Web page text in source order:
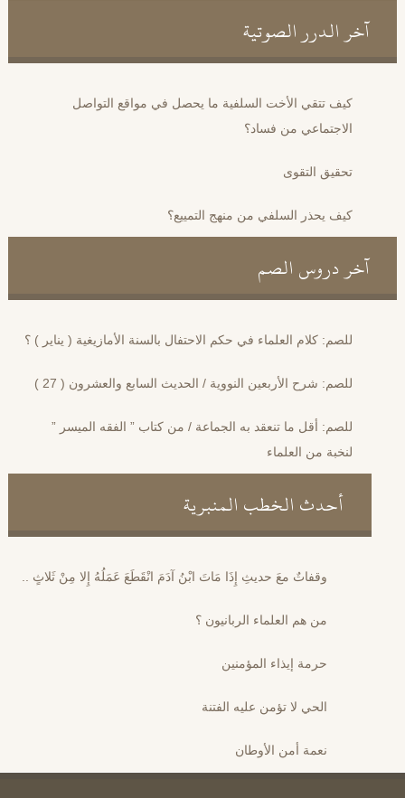
آخر الدرر الصوتية
كيف تتقي الأخت السلفية ما يحصل في مواقع التواصل
الاجتماعي من فساد؟
تحقيق التقوى
كيف يحذر السلفي من منهج التمييع؟
آخر دروس الصم
للصم: كلام العلماء في حكم الاحتفال بالسنة الأمازيغية ( يناير ) ؟
للصم: شرح الأربعين النووية / الحديث السابع والعشرون ( 27 )
للصم: أقل ما تنعقد به الجماعة / من كتاب ” الفقه الميسر ”
لنخبة من العلماء
أحدث الخطب المنبرية
وقفاتٌ معَ حديثِ إِذَا مَاتَ ابْنُ آدَمَ انْقَطَعَ عَمَلُهُ إِلا مِنْ ثَلاثٍ ..
من هم العلماء الربانيون ؟
حرمة إيذاء المؤمنين
الحي لا تؤمن عليه الفتنة
نعمة أمن الأوطان